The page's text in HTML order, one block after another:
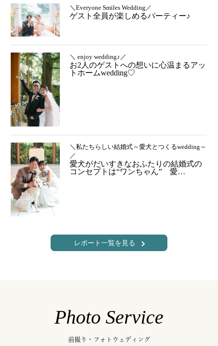
＼Everyone Smiles Wedding／
ゲスト全員が楽しめるパーティー♪
＼ enjoy wedding♪／
お2人のゲストへの想いに心温まるアッ
トホームwedding♡
＼私たちらしい結婚式～愛犬とつくるwedding～
／
愛犬がだいすきなおふたりの結婚式の
コンセプトは“ワンちゃん” 愛…
レポート一覧を見る
Photo Service
前撮り・フォトウェディング